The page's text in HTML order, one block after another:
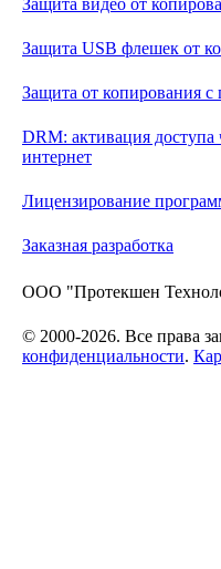
Защита USB флешек от
Защита от копирования с
DRM: активация доступа
интернет
Лицензирование
Заказная разработка
ООО "Протекшен
© 2000-2026. Все права
конфиденциальности.